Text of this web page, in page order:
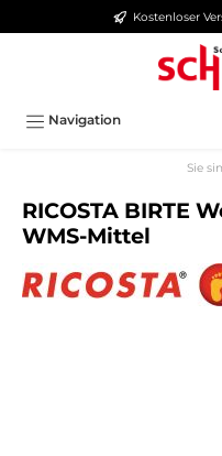
springen Kostenloser
Navigation
Sie
RICOSTA BIRTE
WMS-Mittel